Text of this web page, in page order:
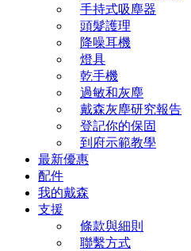
手持式吸塵器
頭髮護理
降噪耳機
燈具
乾手機
過敏和灰塵
戴森灰塵研究報告
登記你的保固
到府示範教學
最新優惠
配件
我的戴森
支援
條款與細則
聯繫方式